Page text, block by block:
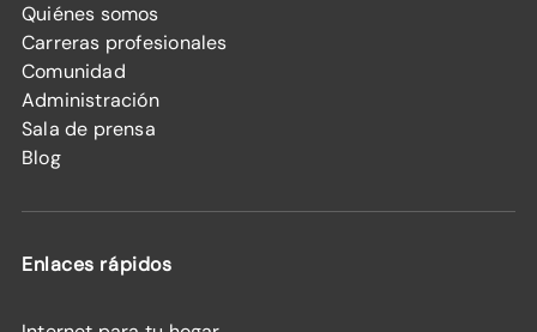
Quiénes somos
Carreras profesionales
Comunidad
Administración
Sala de prensa
Blog
Enlaces rápidos